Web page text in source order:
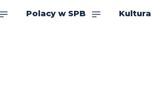
Polacy w SPB Kultura